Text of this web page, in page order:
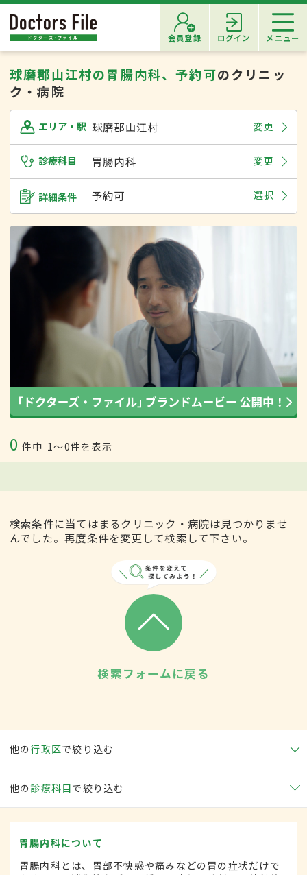
会員登録 ログイン メニュー
球磨郡山江村の胃腸内科、予約可のクリニッ
ク・病院
エリア・駅 球磨郡山江村 変更
診療科目 胃腸内科 変更
詳細条件 予約可 選択
0 件中 1〜0件を表示
検索条件に当てはまるクリニック・病院は見つかりませ
んでした。再度条件を変更して検索して下さい。
検索フォームに戻る
他の行政区で絞り込む
他の 診療科目で絞り込む
胃腸内科について
胃腸内科とは、胃部不快感や痛みなどの胃の症状だけで